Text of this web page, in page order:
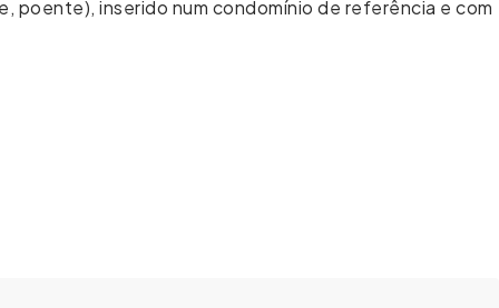
poente), inserido num condomínio de referência e com